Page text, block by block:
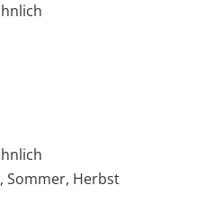
Sommer, Herbst